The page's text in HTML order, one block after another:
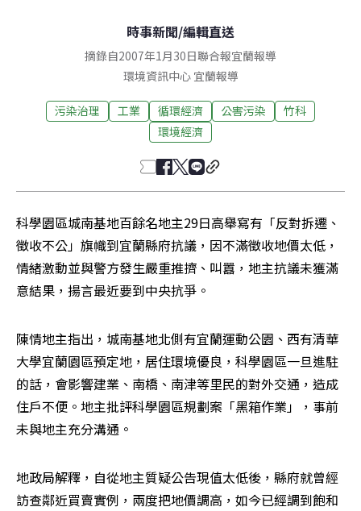
時事新聞/編輯直送
摘錄自2007年1月30日聯合報宜蘭報導
環境資訊中心 宜蘭報導
污染治理 工業 循環經濟 公害污染
竹科
環境經濟
科學園區城南基地百餘名地主29日高舉寫有「反對拆遷、
徵收不公」旗幟到宜蘭縣府抗議，因不滿徵收地價太低，
情緒激動並與警方發生嚴重推擠、叫囂，地主抗議未獲滿
意結果，揚言最近要到中央抗爭。
陳情地主指出，城南基地北側有宜蘭運動公園、西有清華
大學宜蘭園區預定地，居住環境優良，科學園區一旦進駐
的話，會影響建業、南橋、南津等里民的對外交通，造成
住戶不便。地主批評科學園區規劃案「黑箱作業」，事前
未與地主充分溝通。
地政局解釋，自從地主質疑公告現值太低後，縣府就曾經
訪查鄰近買賣實例，兩度把地價調高，如今已經調到飽和